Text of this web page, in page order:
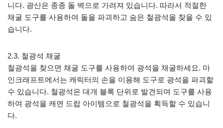
니다. 광산은 종종 돌 벽으로 가려져 있습니다. 따라서 적절한
채굴 도구를 사용하여 돌을 파괴하고 숨은 철광석을 찾을 수 있
습니다.
2.3. 철광석 채굴
철광석을 찾으면 채굴 도구를 사용하여 광석을 채굴하세요. 마
인크래프트에서는 캐릭터의 손을 이용해 도구로 광석을 파괴할
수 있습니다. 철광석은 대개 블록 단위로 발견되며 도구를 사용
하여 광석을 캐면 드랍 아이템으로 철광석을 획득할 수 있습니
다.